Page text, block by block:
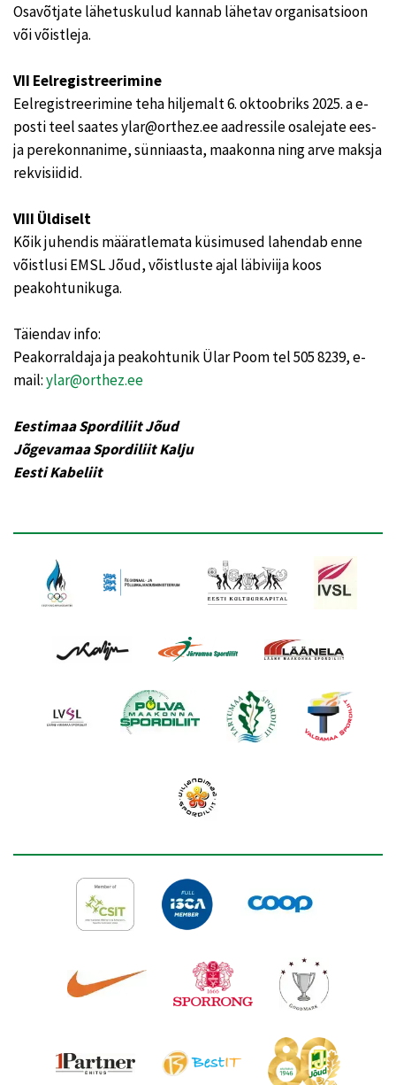
Osavõtjate lähetuskulud kannab lähetav organisatsioon
või võistleja.
VII Eelregistreerimine
Eelregistreerimine teha hiljemalt 6. oktoobriks 2025. a e-
posti teel saates ylar@orthez.ee aadressile osalejate ees-
ja perekonnanime, sünniaasta, maakonna ning arve maksja
rekvisiidid.
VIII Üldiselt
Kõik juhendis määratlemata küsimused lahendab enne
võistlusi EMSL Jõud, võistluste ajal läbiviija koos
peakohtunikuga.
Täiendav info:
Peakorraldaja ja peakohtunik Ülar Poom tel 505 8239, e-
mail:ylar@orthez.ee
Eestimaa Spordiliit Jõud
Jõgevamaa Spordiliit Kalju
Eesti Kabeliit